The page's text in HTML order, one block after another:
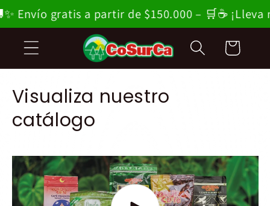
gratis a partir de $150.000 – 🛒☕ ¡Lleva más y
directamente
al contenido
Carrito
Visualiza nuestro
catálogo